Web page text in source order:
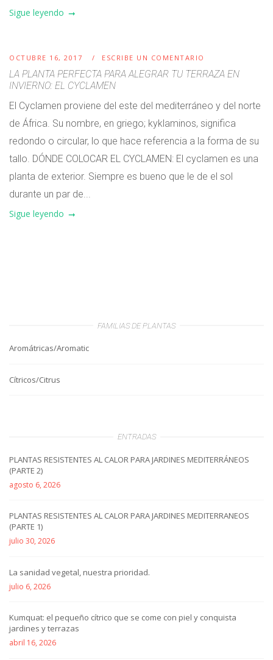
Sigue leyendo
OCTUBRE 16, 2017 ESCRIBE UN COMENTARIO
LA PLANTA PERFECTA PARA ALEGRAR TU TERRAZA EN
INVIERNO: EL CYCLAMEN
El Cyclamen proviene del este del mediterráneo y del norte
de África. Su nombre, en griego; kyklaminos, significa
redondo o circular, lo que hace referencia a la forma de su
tallo. DÓNDE COLOCAR EL CYCLAMEN: El cyclamen es una
planta de exterior. Siempre es bueno que le de el sol
durante un par de...
Sigue leyendo
FAMILIAS DE PLANTAS
Aromátricas/Aromatic
Cítricos/Citrus
ENTRADAS
PLANTAS RESISTENTES AL CALOR PARA JARDINES MEDITERRÁNEOS
(PARTE 2)
agosto 6, 2026
PLANTAS RESISTENTES AL CALOR PARA JARDINES MEDITERRANEOS
(PARTE 1)
julio 30, 2026
La sanidad vegetal, nuestra prioridad.
julio 6, 2026
Kumquat: el pequeño cítrico que se come con piel y conquista
jardines y terrazas
abril 16, 2026